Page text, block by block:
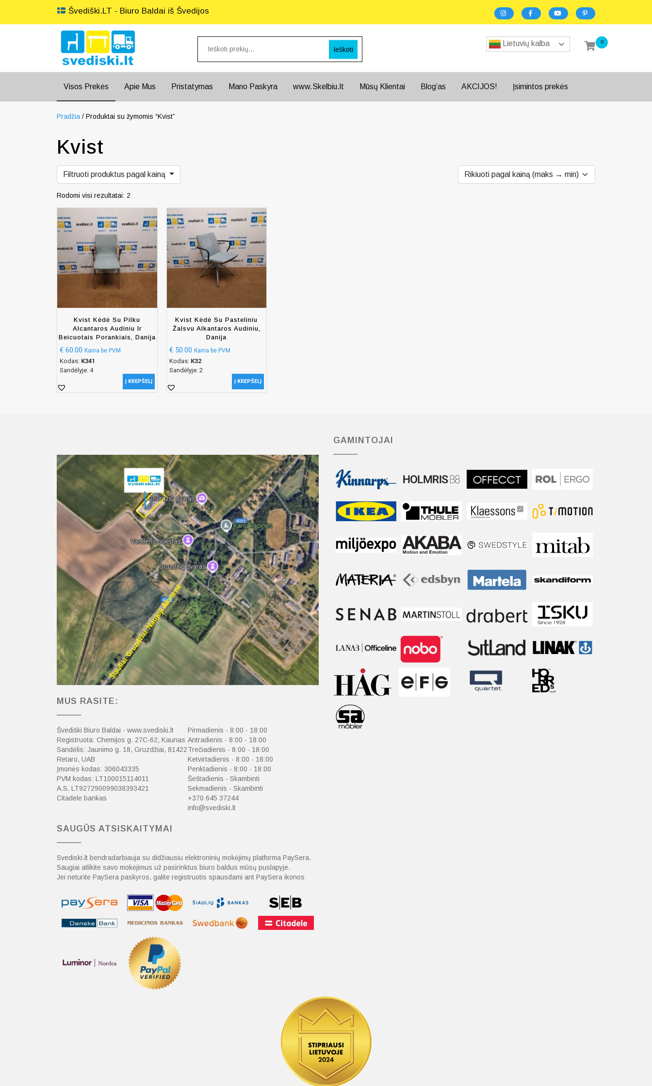
Švediški.LT - Biuro Baldai iš Švedijos
Ieškoti
Lietuvių kalba 0
Visos Prekės Apie Mus Pristatymas Mano Paskyra www.Skelbiu.lt Mūsų Klientai Blog’as AKCIJOS! Įsimintos prekės
Pradžia / Produktai su žymomis “Kvist”
Kvist
Filtruoti produktus pagal kainą
Rodomi visi rezultatai: 2
Kvist Kėdė Su Pilku
Alcantaros Audiniu Ir
Beicuotais Porankiais, Danija
€ 60.00 Kaina be PVM
Kodas: K341
Sandėlyje: 4
Į KREPŠELĮ
Kvist Kėdė Su Pasteliniu
Žalsvu Alkantaros Audiniu,
Danija
€50.00 Kaina be PVM
Kodas: K32
Sandėlyje: 2
Į KREPŠELĮ
MUS RASITE:
Švediški Biuro Baldai - www.svediski.lt
Registruota: Chemijos g. 27C-62, Kaunas
Sandėlis: Jaunimo g. 18, Gruzdžiai, 81422
Retaro, UAB
Įmonės kodas: 306043335
PVM kodas: LT100015114011
A.S. LT927290099038393421
Citadele bankas
Pirmadienis - 8:00 - 18:00
Antradienis - 8:00 - 18:00
Trečiadienis - 8:00 - 18:00
Ketvirtadienis - 8:00 - 18:00
Penktadienis - 8:00 - 18:00
Šeštadienis - Skambinti
Sekmadienis - Skambinti
+370 645 37244
info@svediski.lt
SAUGŪS ATSISKAITYMAI
Svediski.lt bendradarbiauja su didžiausiu elektroninių mokėjimų platforma PaySera.
Saugiai atlikite savo mokėjimus už pasirinktus biuro baldus mūsų puslapyje.
Jei neturite PaySera paskyros, galite registruotis spausdami ant PaySera ikonos
GAMINTOJAI